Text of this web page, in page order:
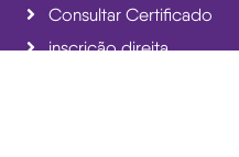
Consultar Certificado
inscrição direita